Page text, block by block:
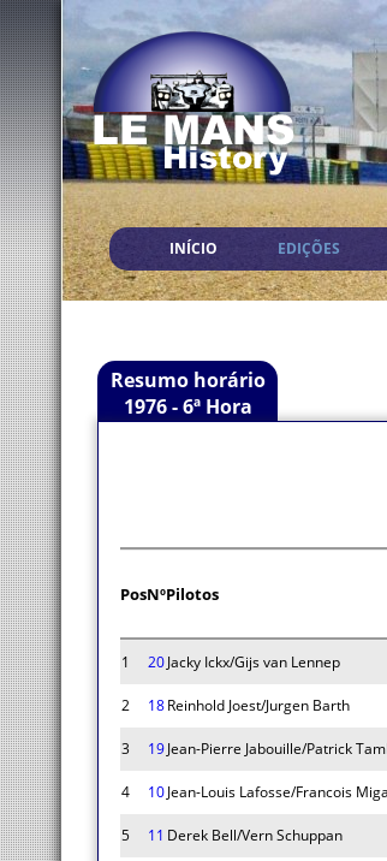
INÍCIO EDIÇÕES
Resumo horário
1976 - 6ª Hora
PosNºPilotos
1 20Jacky Ickx/Gijs van Lennep
2
18Reinhold Joest/Jurgen Barth
3
19Jean-Pierre Jabouille/Patrick
4
10Jean-Louis Lafosse/Francois
5
11 Derek Bell/Vern Schuppan